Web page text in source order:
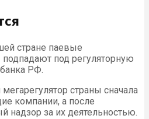
стране паевые
под регуляторную
РФ.
страны сначала
компании, а после
надзор за их деятельностью.